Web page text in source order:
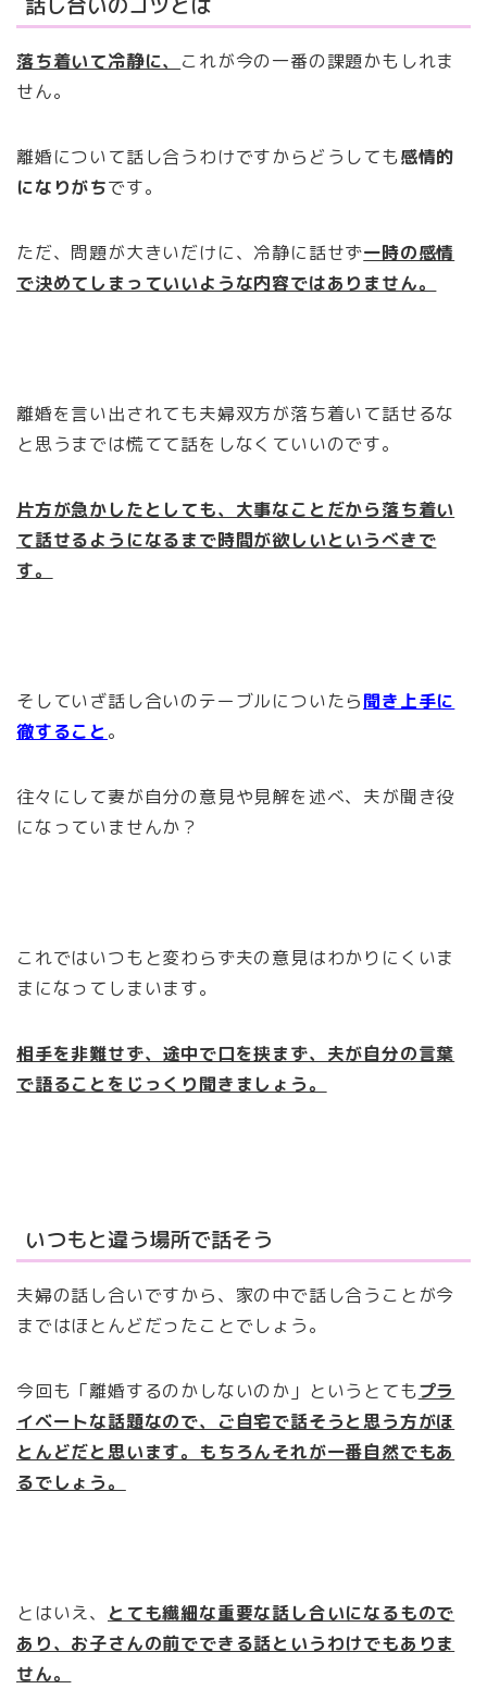
落ち着いて冷静に、 これが今の一番の課題かもしれま
せん。
離婚について話し合うわけですからどうしても感情的
になりがちです。
ただ、問題が大きいだけに、冷静に話せず一時の感情
で決めてしまっていいような内容ではありません。
離婚を言い出されても夫婦双方が落ち着いて話せるな
と思うまでは慌てて話をしなくていいのです。
片方が急かしたとしても、大事なことだから落ち着い
て話せるようになるまで時間が欲しいというべきで
す。
そしていざ話し合いのテーブルについたら聞き上手に
徹すること。
往々にして妻が自分の意見や見解を述べ、夫が聞き役
になっていませんか？
これではいつもと変わらず夫の意見はわかりにくいま
まになってしまいます。
相手を非難せず、途中で口を挟まず、夫が自分の言葉
で語ることをじっくり聞きましょう。
いつもと違う場所で話そう
夫婦の話し合いですから、家の中で話し合うことが今
まではほとんどだったことでしょう。
今回も「離婚するのかしないのか」というとてもプラ
イベートな話題なので、ご自宅で話そうと思う方がほ
とんどだと思います。もちろんそれが一番自然でもあ
るでしょう。
とはいえ、 とても繊細な重要な話し合いになるもので
あり、お子さんの前でできる話というわけでもありま
せん。